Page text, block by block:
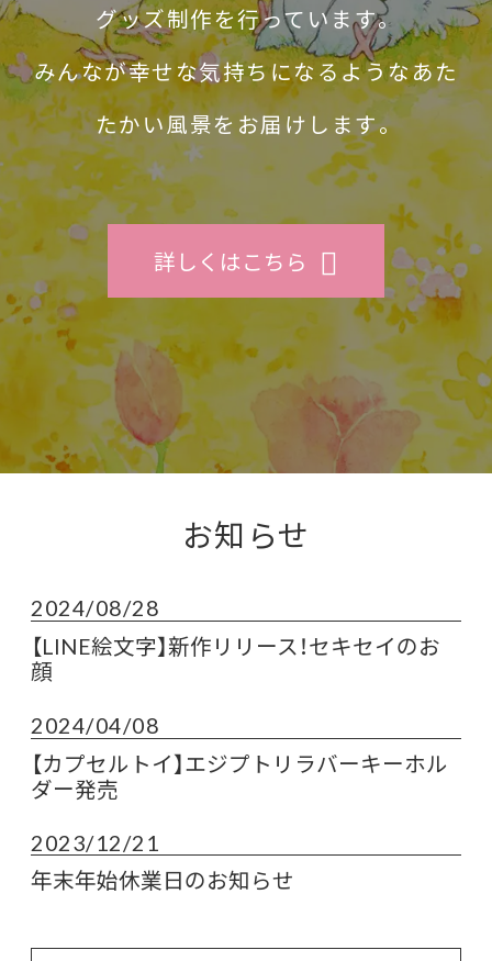
グッズ制作を行っています。
みんなが幸せな気持ちになるようなあた
たかい風景をお届けします。
詳しくはこちら
お知らせ
2024/08/28
【LINE絵文字】新作リリース！セキセイのお
顔
2024/04/08
【カプセルトイ】エジプトリラバーキーホル
ダー発売
2023/12/21
年末年始休業日のお知らせ